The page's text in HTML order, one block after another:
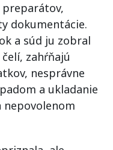
dokumentácie.
a súd ju zobral
zahŕňajú
nesprávne
a ukladanie
nepovolenom